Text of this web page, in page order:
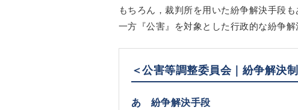
もちろん，裁判所を用いた紛争解決手段も
一方『公害』を対象とした行政的な紛争解
＜公害等調整委員会｜紛争解決
あ 紛争解決手段